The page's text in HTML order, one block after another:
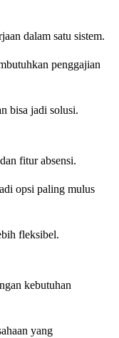
dalam satu sistem.
penggajian
bisa jadi solusi.
fitur absensi.
opsi paling mulus
fleksibel.
kebutuhan
yang